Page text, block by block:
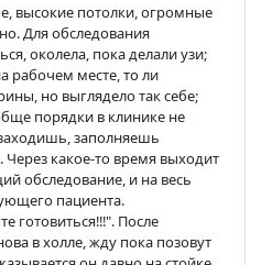
высокие потолки, огромные
Для обследования
околела, пока делали узи;
рабочем месте, то ли
но выглядело так себе;
порядки в клинике не
заполняешь
какое-то время выходит
обследование, и на весь
пациента.
готовиться!!!". После
в холле, жду пока позовут